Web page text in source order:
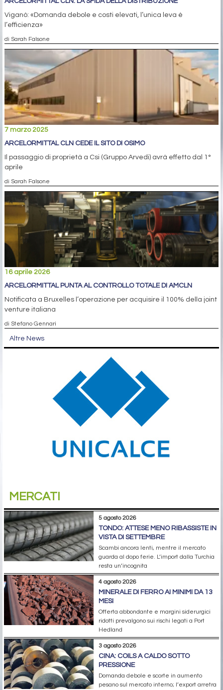
Viganò: «Domanda debole e costi elevati, l’unica leva è
l’efficienza»
di Sarah Falsone
7 marzo 2025
ARCELORMITTAL CLN CEDE IL SITO DI OSIMO
Il passaggio di proprietà a Csi (Gruppo Arvedi) avrà effetto dal 1°
aprile
di Sarah Falsone
16 aprile 2026
ARCELORMITTAL PUNTA AL CONTROLLO TOTALE DI AMCLN
Notificata a Bruxelles l’operazione per acquisire il 100% della joint
venture italiana
di Stefano Gennari
Altre News
MERCATI
5 agosto 2026
TONDO: ATTESE MENO RIBASSISTE IN
VISTA DI SETTEMBRE
Scambi ancora lenti, mentre il mercato
guarda al dopo ferie. L’import dalla Turchia
resta un’incognita
4 agosto 2026
MINERALE DI FERRO AI MINIMI DA 13
MESI
Offerta abbondante e margini siderurgici
ridotti prevalgono sui rischi legati a Port
Hedland
3 agosto 2026
CINA: COILS A CALDO SOTTO
PRESSIONE
Domanda debole e scorte in aumento
pesano sul mercato interno; l’export arretra